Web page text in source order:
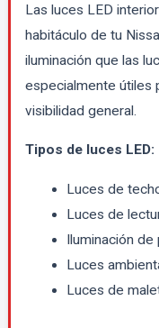
Las luces LED
habitáculo de tu
iluminación que las
especialmente útiles
visibilidad general.
Tipos de luces LED:
Luces de
Luces de
Iluminación de
Luces
Luces de